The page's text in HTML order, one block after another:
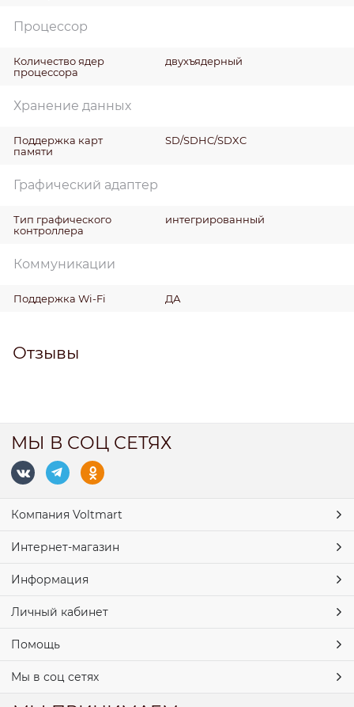
Процессор
Количество ядер
процессора
двухъядерный
Хранение данных
Поддержка карт
памяти
SD/SDHC/SDXC
Графический адаптер
Тип графического
контроллера
интегрированный
Коммуникации
Поддержка Wi-Fi ДА
Отзывы
МЫ В СОЦ СЕТЯХ
Компания Voltmart
Интернет-магазин
Информация
Личный кабинет
Помощь
Мы в соц сетях